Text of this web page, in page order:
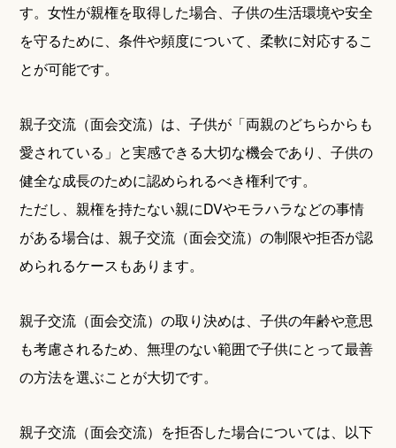
す。女性が親権を取得した場合、子供の生活環境や安全
を守るために、条件や頻度について、柔軟に対応するこ
とが可能です。
親子交流（面会交流）は、子供が「両親のどちらからも
愛されている」と実感できる大切な機会であり、子供の
健全な成長のために認められるべき権利です。
ただし、親権を持たない親にDVやモラハラなどの事情
がある場合は、親子交流（面会交流）の制限や拒否が認
められるケースもあります。
親子交流（面会交流）の取り決めは、子供の年齢や意思
も考慮されるため、無理のない範囲で子供にとって最善
の方法を選ぶことが大切です。
親子交流（面会交流）を拒否した場合については、以下